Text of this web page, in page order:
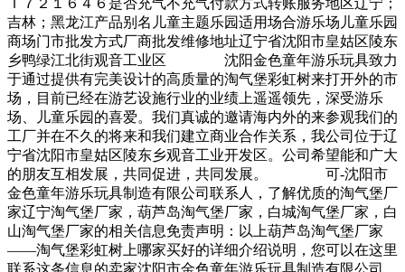
Ｔ７２１６４６是否充气不充气付款方式转账服务地区辽宁；
吉林；黑龙江产品别名儿童主题乐园适用场合游乐场儿童乐园
商场门市批发方式厂商批发维修地址辽宁省沈阳市皇姑区陵东
乡鸭绿江北街观音工业区 沈阳金色童年游乐玩具致力
于通过提供有完美设计的高质量的淘气堡彩虹树来打开外的市
场，目前已经在游艺设施行业的业绩上遥遥领先，深受游乐
场、儿童乐园的喜爱。我们真诚的邀请海内外的来参观我们的
工厂并在不久的将来和我们建立商业合作关系，我公司位于辽
宁省沈阳市皇姑区陵东乡观音工业开发区。公司希望能和广大
的朋友互相发展，共同促进，共同发展。 可-沈阳市
金色童年游乐玩具制造有限公司联系人，了解优质的淘气堡厂
家辽宁淘气堡厂家，葫芦岛淘气堡厂家，白城淘气堡厂家，白
山淘气堡厂家的相关信息免责声明：以上葫芦岛淘气堡厂家
——淘气堡彩虹树上哪家买好的详细介绍说明，您可以在这里